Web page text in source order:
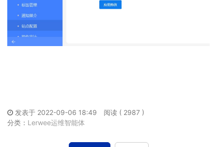
发表于 2022-09-06 18:49
阅读 ( 2987 )
分类： Lerwee运维智能体